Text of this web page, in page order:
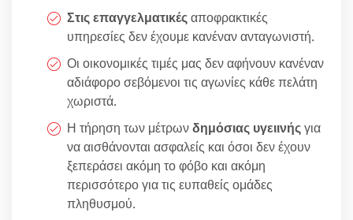
Στις επαγγελματικέςαποφρακτικές
υπηρεσίες δεν έχουμε κανέναν ανταγωνιστή.
Οι οικονομικές τιμές μας δεν αφήνουν κανέναν
αδιάφορο σεβόμενοι τις αγωνίες κάθε πελάτη
χωριστά.
Η τήρηση των μέτρωνδημόσιας υγειινήςγια
να αισθάνονται ασφαλείς και όσοι δεν έχουν
ξεπεράσει ακόμη το φόβο και ακόμη
περισσότερο για τις ευπαθείς ομάδες
πληθυσμού.